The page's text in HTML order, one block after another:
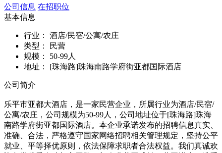
公司信息 在招职位
基本信息
行业：
酒店/民宿/公寓/农庄
类型：
民营
规模：
50-99人
地址：
[珠海路]珠海南路学府街亚都国际酒店
公司简介
乐平市亚都大酒店，是一家民营企业，所属行业为酒店/民宿/
公寓/农庄，公司规模为50-99人，公司地址位于[珠海路]珠海
南路学府街亚都国际酒店。本企业承诺发布的招聘信息真实、
准确、合法，严格遵守国家网络招聘相关管理规定，坚持公平
就业、平等择优原则，依法保障求职者合法权益。我们真诚欢